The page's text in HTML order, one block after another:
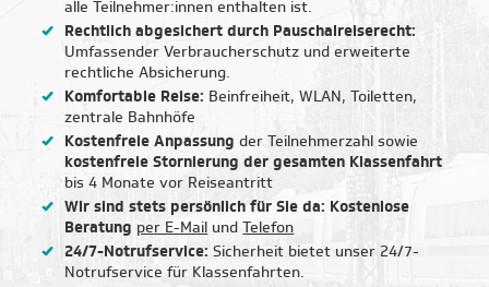
alle Teilnehmer:innen enthalten ist.
Rechtlich abgesichert durch Pauschalreiserecht:
Umfassender Verbraucherschutz und erweiterte
rechtliche Absicherung.
Komfortable Reise: Beinfreiheit, WLAN, Toiletten,
zentrale Bahnhöfe
Kostenfreie Anpassung der Teilnehmerzahl sowie
kostenfreie Stornierung der gesamten Klassenfahrt
bis 4 Monate vor Reiseantritt
Wir sind stets persönlich für Sie da: Kostenlose
Beratung per E-Mail und Telefon
24/7-Notrufservice: Sicherheit bietet unser 24/7-
Notrufservice für Klassenfahrten.